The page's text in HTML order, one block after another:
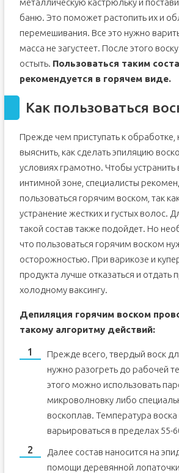
металлическую кастрюльку и
баню. Это поможет растопить их и
перемешивания. Все это нужно
масса не загустеет. После этого
остыть. Пользоваться таким
рекомендуется в горячем виде.
Как пользоваться
Прежде чем приступать к
выяснить, как сделать эпиляцию
условиях грамотно. Чтобы устранить
интимной зоне, специалисты
пользоваться горячим воском, так
устранение жестких и густых волос.
такой состав также подойдет. Но
что пользоваться горячим воском
осторожностью. При варикозе и
продукта лучше отказаться и отдать
холодному ваксингу.
Депиляция горячим воском
такому алгоритму действий:
Прежде всего, твердый воск
нужно разогреть до рабочей
этого можно использовать
микроволновку либо
воскоплав. Температура
варьироваться в пределах 55-
Далее состав наносится на
помощи деревянной